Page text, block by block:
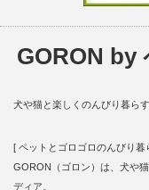
GORON by
犬や猫と楽しくのんびり暮ら
[ ペットとゴロゴロのんびり暮
GORON（ゴロン）は、犬や
ディア。